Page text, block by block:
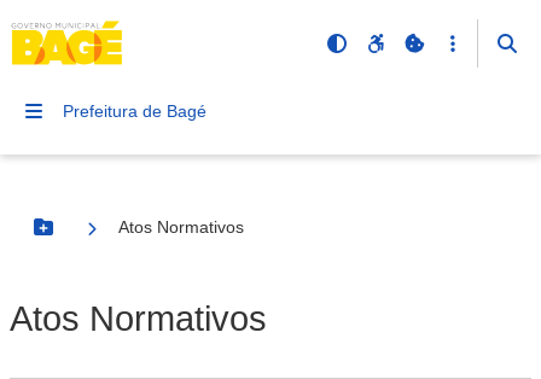
Prefeitura de Bagé
Botão Menu
Atos Normativos
Atos Normativos